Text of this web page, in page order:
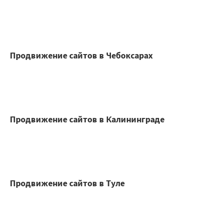
Продвижение сайтов в Чебоксарах
Продвижение сайтов в Калининграде
Продвижение сайтов в Туле